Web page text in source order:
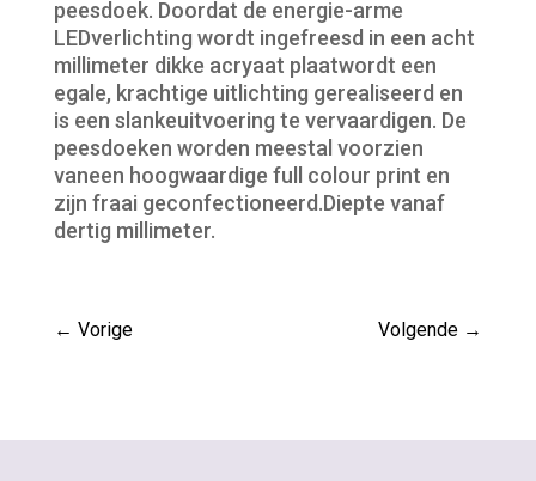
peesdoek. Doordat de energie-arme
LEDverlichting wordt ingefreesd in een acht
millimeter dikke acryaat plaatwordt een
egale, krachtige uitlichting gerealiseerd en
is een slankeuitvoering te vervaardigen. De
peesdoeken worden meestal voorzien
vaneen hoogwaardige full colour print en
zijn fraai geconfectioneerd.Diepte vanaf
dertig millimeter.
← Vorige Volgende →